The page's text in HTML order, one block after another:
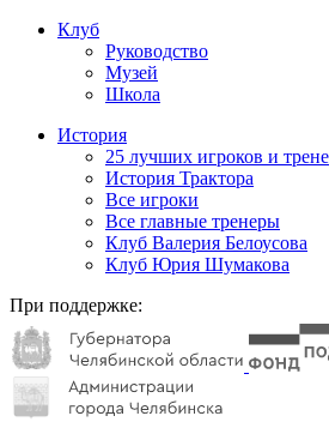
Клуб
Руководство
Музей
Школа
История
25 лучших игроков и
История Трактора
Все игроки
Все главные тренеры
Клуб Валерия Белоусова
Клуб Юрия Шумакова
При поддержке: